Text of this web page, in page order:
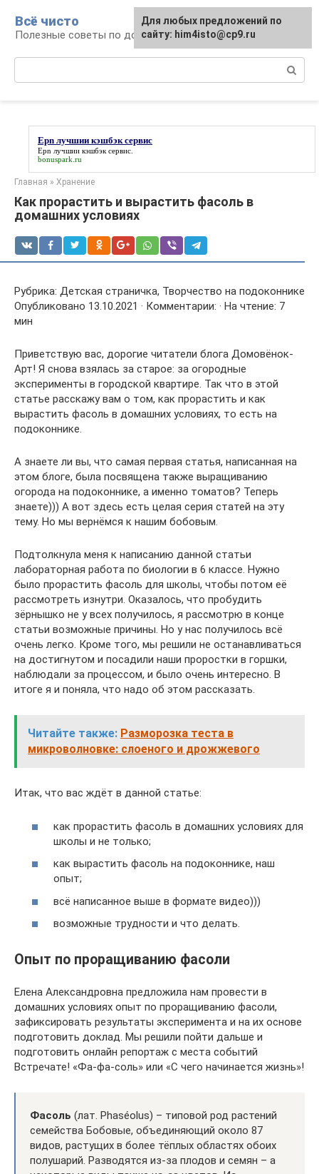
контенту
Всё чисто
Полезные советы по домоводству
Epn лучшии кэшбэк сервис
Epn лучшии кэшбэк сервис
bonuspark.ru
Главная » Хранение
Как прорастить и вырастить фасоль в
домашних условиях
Рубрика: Детская страничка, Творчество на подоконнике
Опубликовано 13.10.2021 · Комментарии: · На чтение: 7
мин
Приветствую вас, дорогие читатели блога Домовёнок-
Арт! Я снова взялась за старое: за огородные
эксперименты в городской квартире. Так что в этой
статье расскажу вам о том, как прорастить и как
вырастить фасоль в домашних условиях, то есть на
подоконнике.
А знаете ли вы, что самая первая статья, написанная на
этом блоге, была посвящена также выращиванию
огорода на подоконнике, а именно томатов? Теперь
знаете))) А вот здесь есть целая серия статей на эту
тему. Но мы вернёмся к нашим бобовым.
Подтолкнула меня к написанию данной статьи
лабораторная работа по биологии в 6 классе. Нужно
было прорастить фасоль для школы, чтобы потом её
рассмотреть изнутри. Оказалось, что пробудить
зёрнышко не у всех получилось, я рассмотрю в конце
статьи возможные причины. Но у нас получилось всё
очень легко. Кроме того, мы решили не останавливаться
на достигнутом и посадили наши проростки в горшки,
наблюдали за процессом, и было очень интересно. В
итоге я и поняла, что надо об этом рассказать.
Читайте также: Разморозка теста в
микроволновке: слоеного и дрожжевого
Итак, что вас ждёт в данной статье:
как прорастить фасоль в домашних условиях для
школы и не только;
как вырастить фасоль на подоконнике, наш
опыт;
всё написанное выше в формате видео)))
возможные трудности и что делать.
Опыт по проращиванию фасоли
Елена Александровна предложила нам провести в
домашних условиях опыт по проращиванию фасоли,
зафиксировать результаты эксперимента и на их основе
подготовить доклад. Мы решили пойти дальше и
подготовить онлайн репортаж с места событий
Встречате! «Фа-фа-соль» или «С чего начинается жизнь»!
Фасоль (лат. Phaséolus) – типовой род растений
семейства Бобовые, объединяющий около 87
видов, растущих в более тёплых областях обоих
полушарий. Разводятся из-за плодов и семян – а
Для любых предложений по
сайту: him4isto@cp9.ru